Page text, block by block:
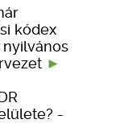
kódex
nyilvános
-